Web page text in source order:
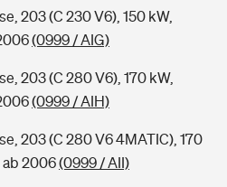
203 (C 230 V6), 150 kW,
(0999 / AIG)
203 (C 280 V6), 170 kW,
(0999 / AIH)
203 (C 280 V6 4MATIC), 170
ab 2006(0999 / AII)